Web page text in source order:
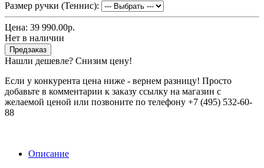
Размер ручки (Теннис):
Цена: 39 990.00р.
Нет в наличии
Предзаказ
Нашли дешевле? Снизим цену!
Если у конкурента цена ниже - вернем разницу! Просто
добавьте в комментарии к заказу ссылку на магазин с
желаемой ценой или позвоните по телефону +7 (495) 532-60-
88
Описание